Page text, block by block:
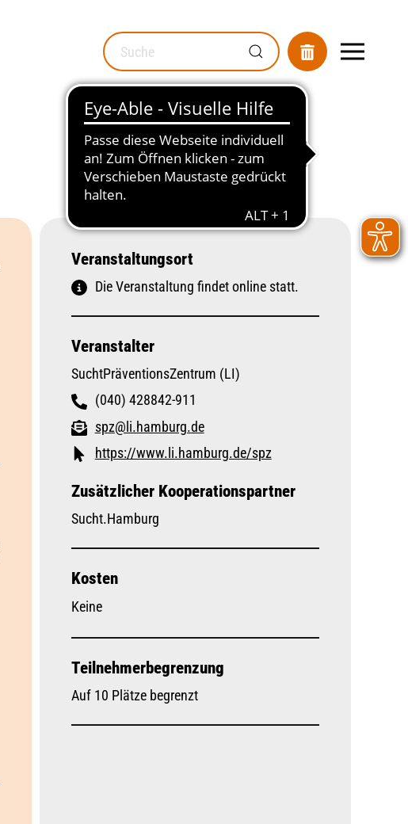
MOD_GESUNDHEITSWEGWEISER_SEARCH_LABEL
Veranstaltungsort
Die Veranstaltung findet online statt.
Veranstalter
SuchtPräventionsZentrum (LI)
(040) 428842-911
spz@li.hamburg.de
https://www.li.hamburg.de/spz
Zusätzlicher Kooperationspartner
Sucht.Hamburg
Kosten
Keine
Teilnehmerbegrenzung
Auf 10 Plätze begrenzt